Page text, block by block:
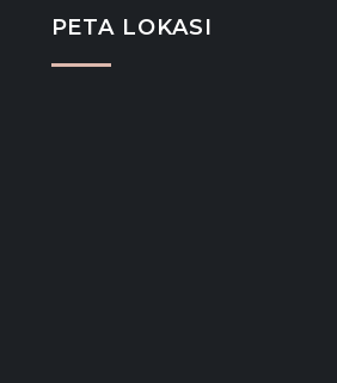
PETA LOKASI